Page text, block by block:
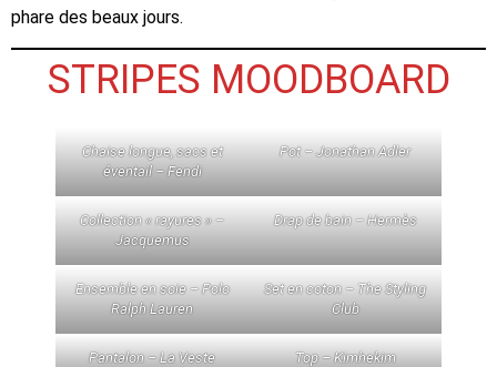
phare des beaux jours.
STRIPES MOODBOARD
Chaise longue, sacs et
éventail – Fendi
Pot – Jonathan Adler
Collection « rayures » –
Jacquemus
Drap de bain – Hermès
Ensemble en soie – Polo
Ralph Lauren
Set en coton – The Styling
Club
Pantalon – La Veste Top – Kimhekim